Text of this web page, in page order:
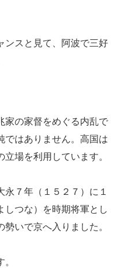
ンスと見て、阿波で三好
家の家督をめぐる内乱で
ではありません。高国は
場を利用しています。
７年（１５２７）に１
しつな）を時期将軍とし
いで京へ入りました。